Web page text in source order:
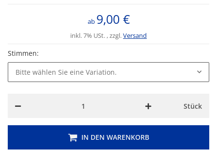
ab 9,00 €
inkl. 7% USt. , zzgl.Versand
Stimmen:
Bitte wählen Sie eine Variation.
Stück
IN DEN WARENKORB